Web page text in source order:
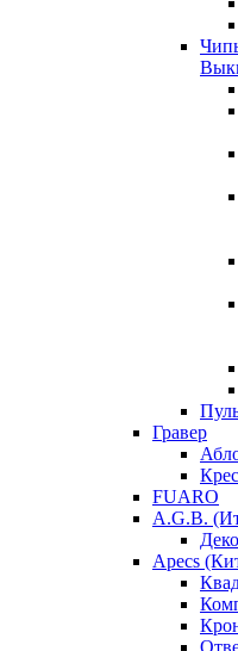
Гравер
FUARO
A.G.B.
Apecs